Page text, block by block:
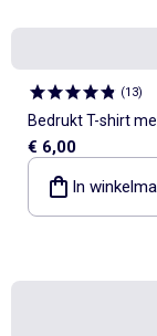
(13)
Bedrukt T-shirt
mouwen
€ 6,00
In